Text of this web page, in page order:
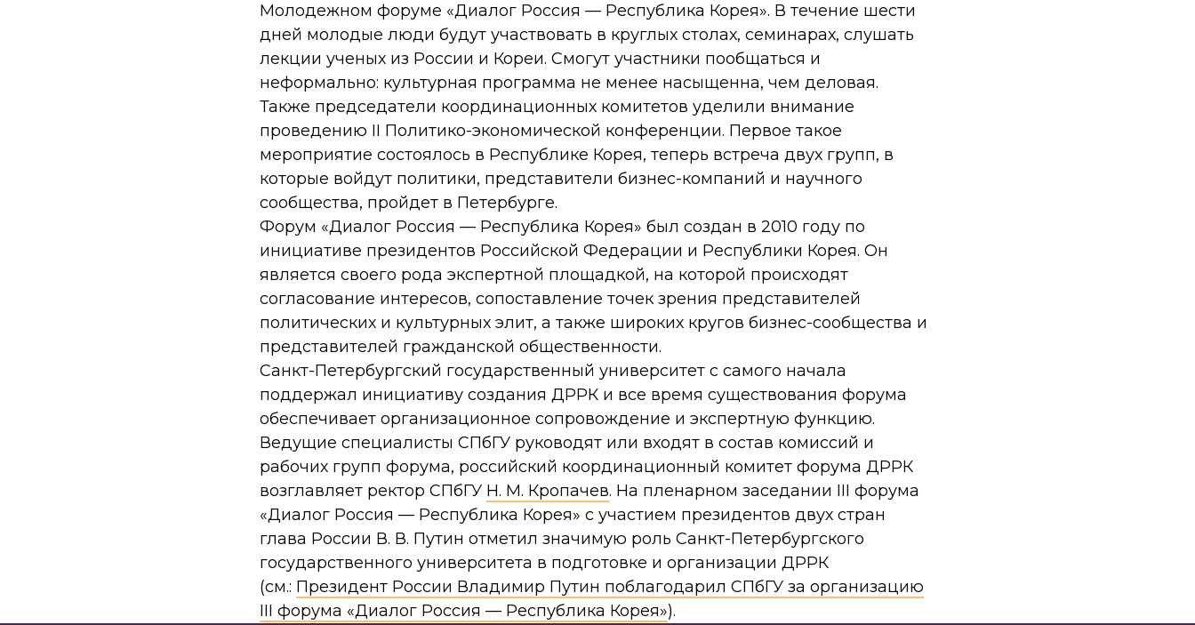
Молодежном форуме «Диалог Россия — Республика Корея». В течение шести
дней молодые люди будут участвовать в круглых столах, семинарах, слушать
лекции ученых из России и Кореи. Смогут участники пообщаться и
неформально: культурная программа не менее насыщенна, чем деловая.
Также председатели координационных комитетов уделили внимание
проведению II Политико-экономической конференции. Первое такое
мероприятие состоялось в Республике Корея, теперь встреча двух групп, в
которые войдут политики, представители бизнес-компаний и научного
сообщества, пройдет в Петербурге.
Форум «Диалог Россия — Республика Корея» был создан в 2010 году по
инициативе президентов Российской Федерации и Республики Корея. Он
является своего рода экспертной площадкой, на которой происходят
согласование интересов, сопоставление точек зрения представителей
политических и культурных элит, а также широких кругов бизнес-сообщества и
представителей гражданской общественности.
Санкт-Петербургский государственный университет с самого начала
поддержал инициативу создания ДРРК и все время существования форума
обеспечивает организационное сопровождение и экспертную функцию.
Ведущие специалисты СПбГУ руководят или входят в состав комиссий и
рабочих групп форума, российский координационный комитет форума ДРРК
возглавляет ректор СПбГУ Н. М. Кропачев. На пленарном заседании III форума
«Диалог Россия — Республика Корея» с участием президентов двух стран
глава России В. В. Путин отметил значимую роль Санкт-Петербургского
государственного университета в подготовке и организации ДРРК
(см.: Президент России Владимир Путин поблагодарил СПбГУ за организацию
III форума «Диалог Россия — Республика Корея»).